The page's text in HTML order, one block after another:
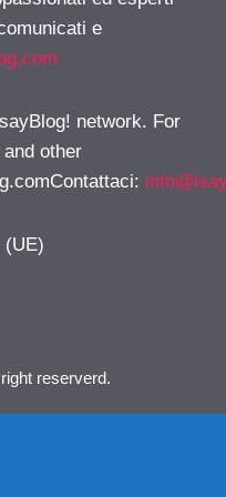
e
network. For
other
:
(UE)
reserverd.